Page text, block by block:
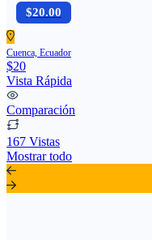
$20.00
Cuenca, Ecuador
$20
Vista Rápida
Comparación
167 Vistas
Mostrar todo